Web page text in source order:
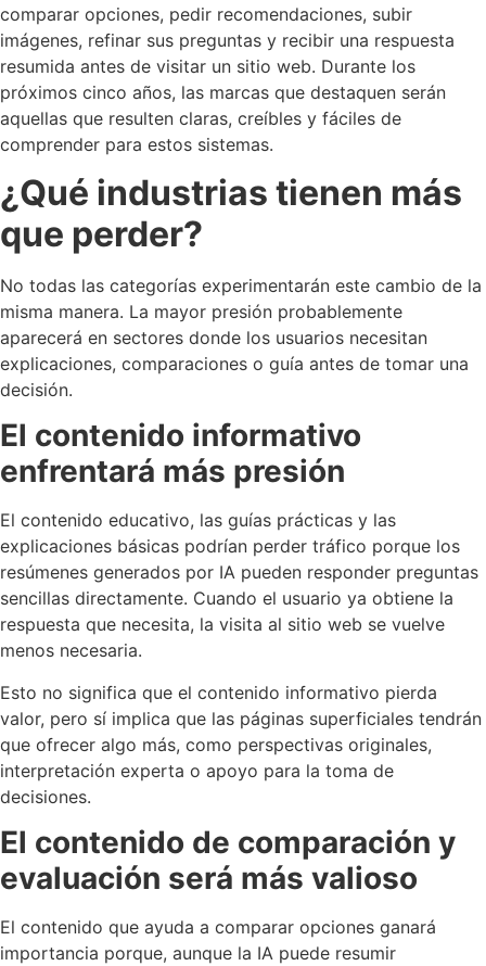
comparar opciones, pedir recomendaciones, subir
imágenes, refinar sus preguntas y recibir una respuesta
resumida antes de visitar un sitio web. Durante los
próximos cinco años, las marcas que destaquen serán
aquellas que resulten claras, creíbles y fáciles de
comprender para estos sistemas.
¿Qué industrias tienen más
que perder?
No todas las categorías experimentarán este cambio de la
misma manera. La mayor presión probablemente
aparecerá en sectores donde los usuarios necesitan
explicaciones, comparaciones o guía antes de tomar una
decisión.
El contenido informativo
enfrentará más presión
El contenido educativo, las guías prácticas y las
explicaciones básicas podrían perder tráfico porque los
resúmenes generados por IA pueden responder preguntas
sencillas directamente. Cuando el usuario ya obtiene la
respuesta que necesita, la visita al sitio web se vuelve
menos necesaria.
Esto no significa que el contenido informativo pierda
valor, pero sí implica que las páginas superficiales tendrán
que ofrecer algo más, como perspectivas originales,
interpretación experta o apoyo para la toma de
decisiones.
El contenido de comparación y
evaluación será más valioso
El contenido que ayuda a comparar opciones ganará
importancia porque, aunque la IA puede resumir